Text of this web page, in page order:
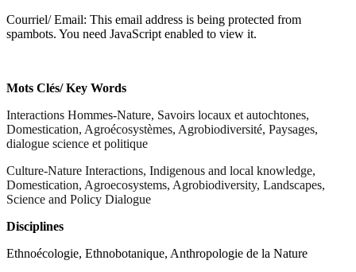
Courriel/ Email: This email address is being protected from
spambots. You need JavaScript enabled to view it.
Mots Clés/ Key Words
Interactions Hommes-Nature, Savoirs locaux et autochtones,
Domestication, Agroécosystèmes, Agrobiodiversité, Paysages,
dialogue science et politique
Culture-Nature Interactions, Indigenous and local knowledge,
Domestication, Agroecosystems, Agrobiodiversity, Landscapes,
Science and Policy Dialogue
Disciplines
Ethnoécologie, Ethnobotanique, Anthropologie de la Nature